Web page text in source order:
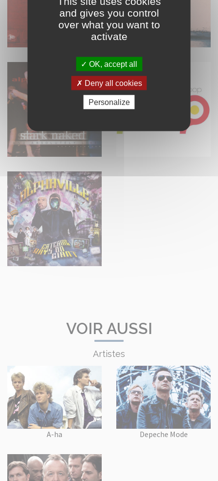
VOIR AUSSI
Artistes
A-ha Depeche Mode
and gives you control
over what you want to
activate
OK, accept all
Deny all cookies
Personalize